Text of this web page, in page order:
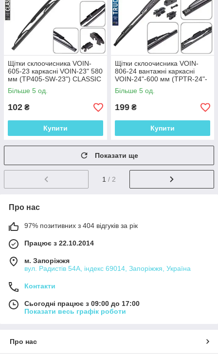
Щітки склоочисника VOIN-
605-23 каркасні VOIN-23" 580
мм (TP405-SW-23") CLASSIC
Більше 5 од.
102 ₴
Купити
Щітки склоочисника VOIN-
806-24 вантажні каркасні
VOIN-24"-600 мм (TPTR-24"-
PC) TRUCK
Більше 5 од.
199 ₴
Купити
Показати ще
1 / 2
Про нас
97% позитивних з 404 відгуків за рік
Працює з 22.10.2014
м. Запоріжжя
вул. Радистів 54А, індекс 69014, Запоріжжя, Україна
Контакти
Сьогодні працює з 09:00 до 17:00
Показати весь графік роботи
Про нас